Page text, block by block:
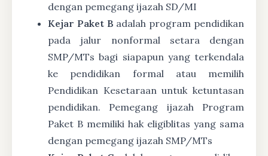
dengan pemegang ijazah SD/MI
Kejar Paket B adalah program pendidikan
pada jalur nonformal setara dengan
SMP/MTs bagi siapapun yang terkendala
ke pendidikan formal atau memilih
Pendidikan Kesetaraan untuk ketuntasan
pendidikan. Pemegang ijazah Program
Paket B memiliki hak eligiblitas yang sama
dengan pemegang ijazah SMP/MTs